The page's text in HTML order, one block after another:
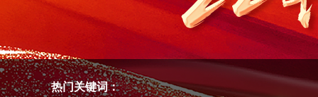
热门关键词：